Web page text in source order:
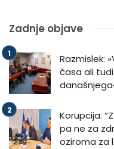
Zadnje objave
Razmislek:
časa ali
Korupcija:
pa ne za
oziroma za